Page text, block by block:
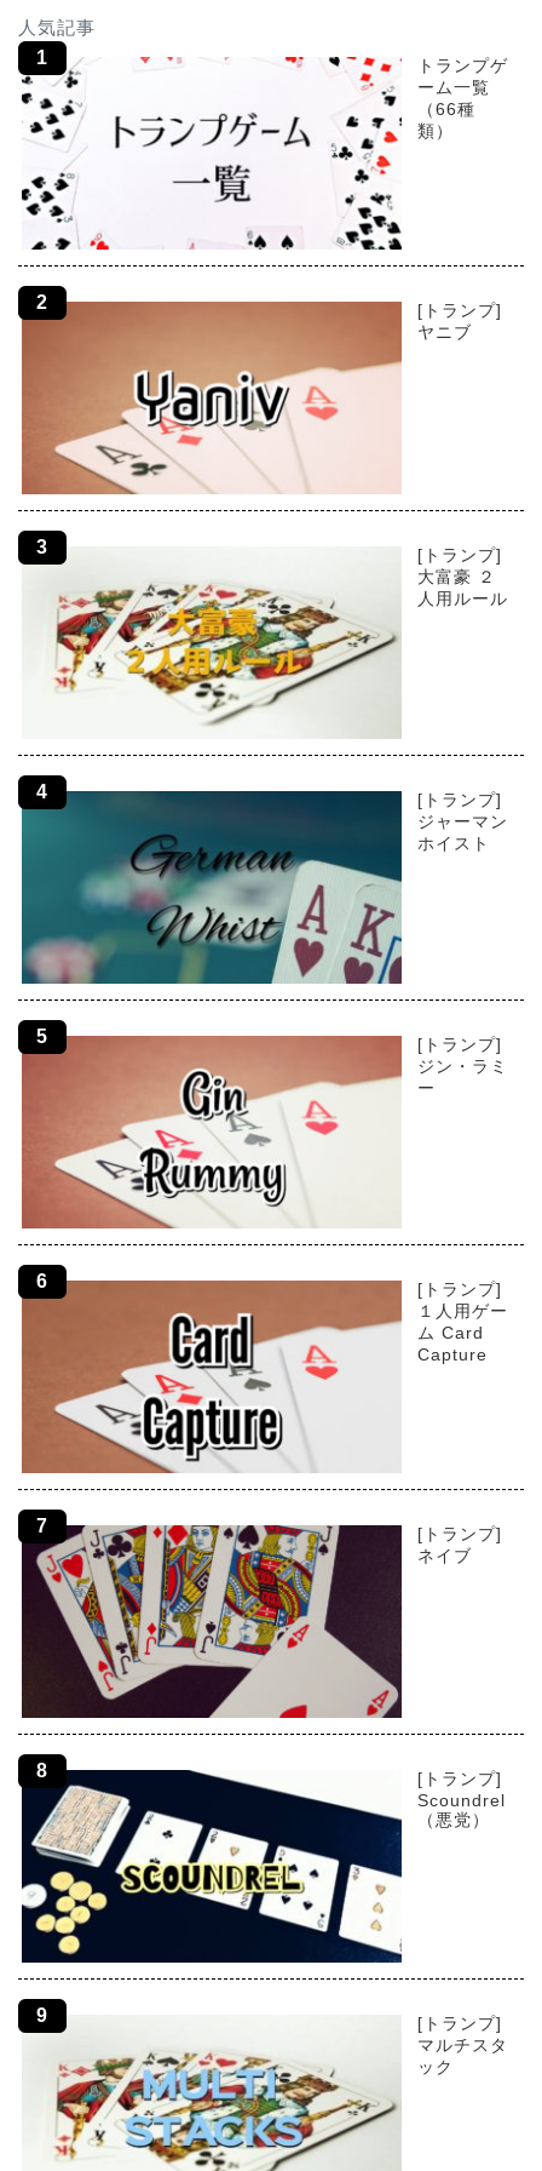
人気記事
トランプゲ
ーム一覧
（66種
類）
[トランプ]
ヤニブ
[トランプ]
大富豪 ２
人用ルール
[トランプ]
ジャーマン
ホイスト
[トランプ]
ジン・ラミ
ー
[トランプ]
１人用ゲー
ム Card
Capture
[トランプ]
ネイブ
[トランプ]
Scoundrel
（悪党）
[トランプ]
マルチスタ
ック